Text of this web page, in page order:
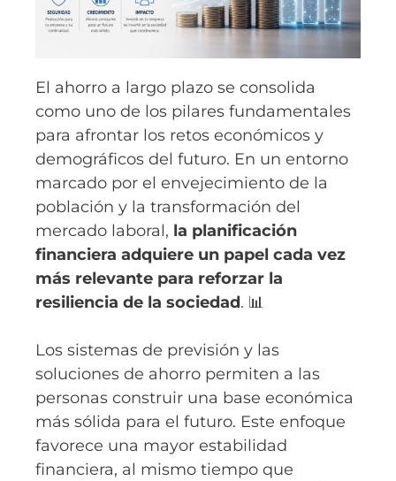
El ahorro a largo plazo se consolida
como uno de los pilares fundamentales
para afrontar los retos económicos y
demográficos del futuro. En un entorno
marcado por el envejecimiento de la
población y la transformación del
mercado laboral, la planificación
financiera adquiere un papel cada vez
más relevante para reforzar la
resiliencia de la sociedad. 📊
Los sistemas de previsión y las
soluciones de ahorro permiten a las
personas construir una base económica
más sólida para el futuro. Este enfoque
favorece una mayor estabilidad
financiera, al mismo tiempo que